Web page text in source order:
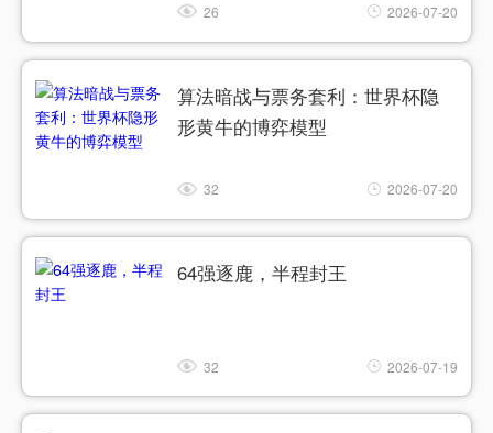
26 2026-07-20
算法暗战与票务套利：世界杯隐
形黄牛的博弈模型
32 2026-07-20
64强逐鹿，半程封王
32 2026-07-19